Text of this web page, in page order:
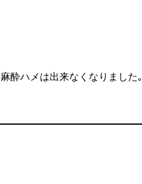
酔ハメは出来なくなりました｡